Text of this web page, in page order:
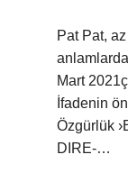
Pat Pat,
Mart
İfadenin
Özgürlük
DIRE-…